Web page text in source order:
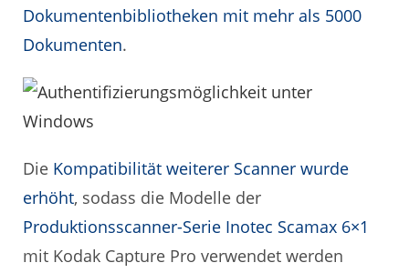
Dokumentenbibliotheken mit mehr als 5000
Dokumenten.
Die Kompatibilität weiterer Scanner wurde
erhöht, sodass die Modelle der
Produktionsscanner-Serie Inotec Scamax 6×1
mit Kodak Capture Pro verwendet werden